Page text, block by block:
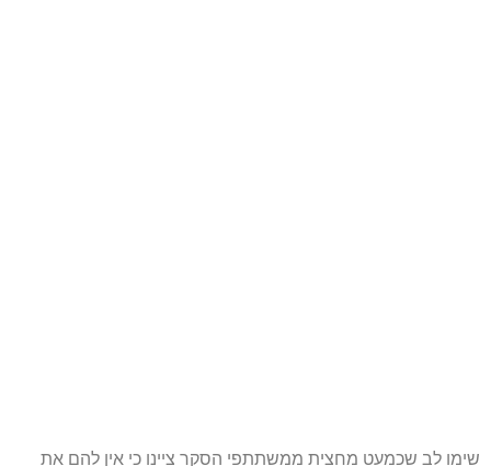
שימו לב שכמעט מחצית ממשתתפי הסקר ציינו כי אין להם את